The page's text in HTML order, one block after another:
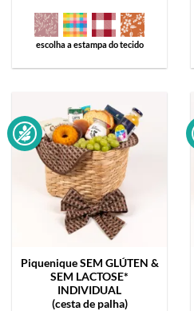
escolha a estampa do tecido
Piquenique SEM GLÚTEN &
SEM LACTOSE*
INDIVIDUAL
(cesta de palha)